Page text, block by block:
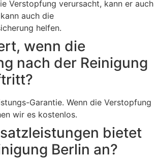
Verstopfung verursacht, kann er auch
auch die
helfen.
wenn die
nach der Reinigung
Garantie. Wenn die Verstopfung
wir es kostenlos.
bietet
Berlin an?